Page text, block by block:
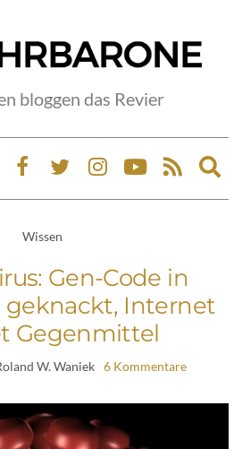
bloggen das Revier
Wissen
Gen-Code in
geknackt, Internet
Gegenmittel
W. Waniek 6 Kommentare